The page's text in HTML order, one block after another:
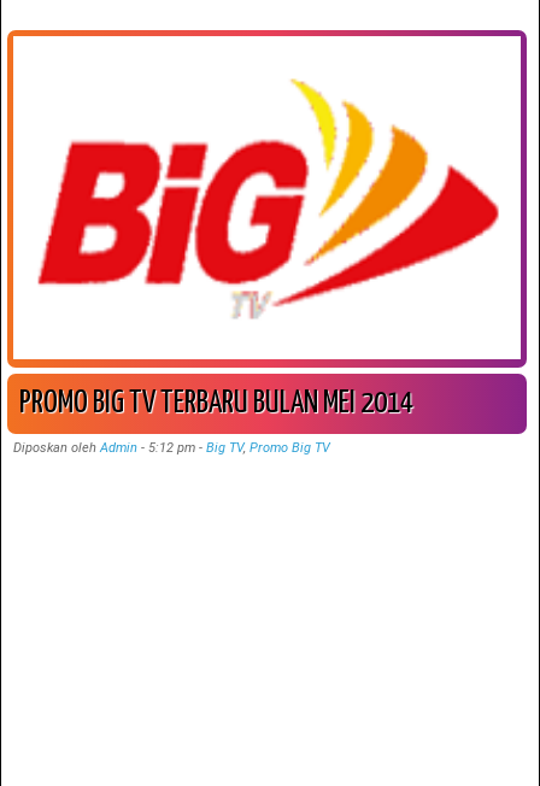
PROMO BIG TV TERBARU BULAN MEI 2014
Diposkan olehAdmin - 5:12 pm- Big TV,Promo Big TV